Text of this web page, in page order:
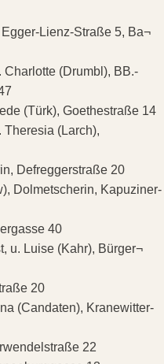
Lienz-Straße 5, Ba¬
(Drumbl), BB.-
(Türk), Goethestraße 14
Theresia (Larch),
Defreggerstraße 20
Dolmetscherin, Kapuziner-
40
u. Luise (Kahr), Bürger¬
20
(Candaten), Kranewitter-
22